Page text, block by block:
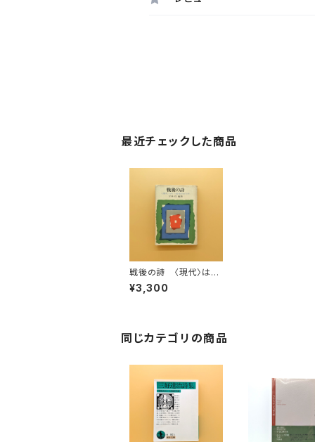
最近チェックした商品
戦後の詩 〈現代〉はど
う表現されたか（現代教
養文庫）
¥3,300
同じカテゴリの商品